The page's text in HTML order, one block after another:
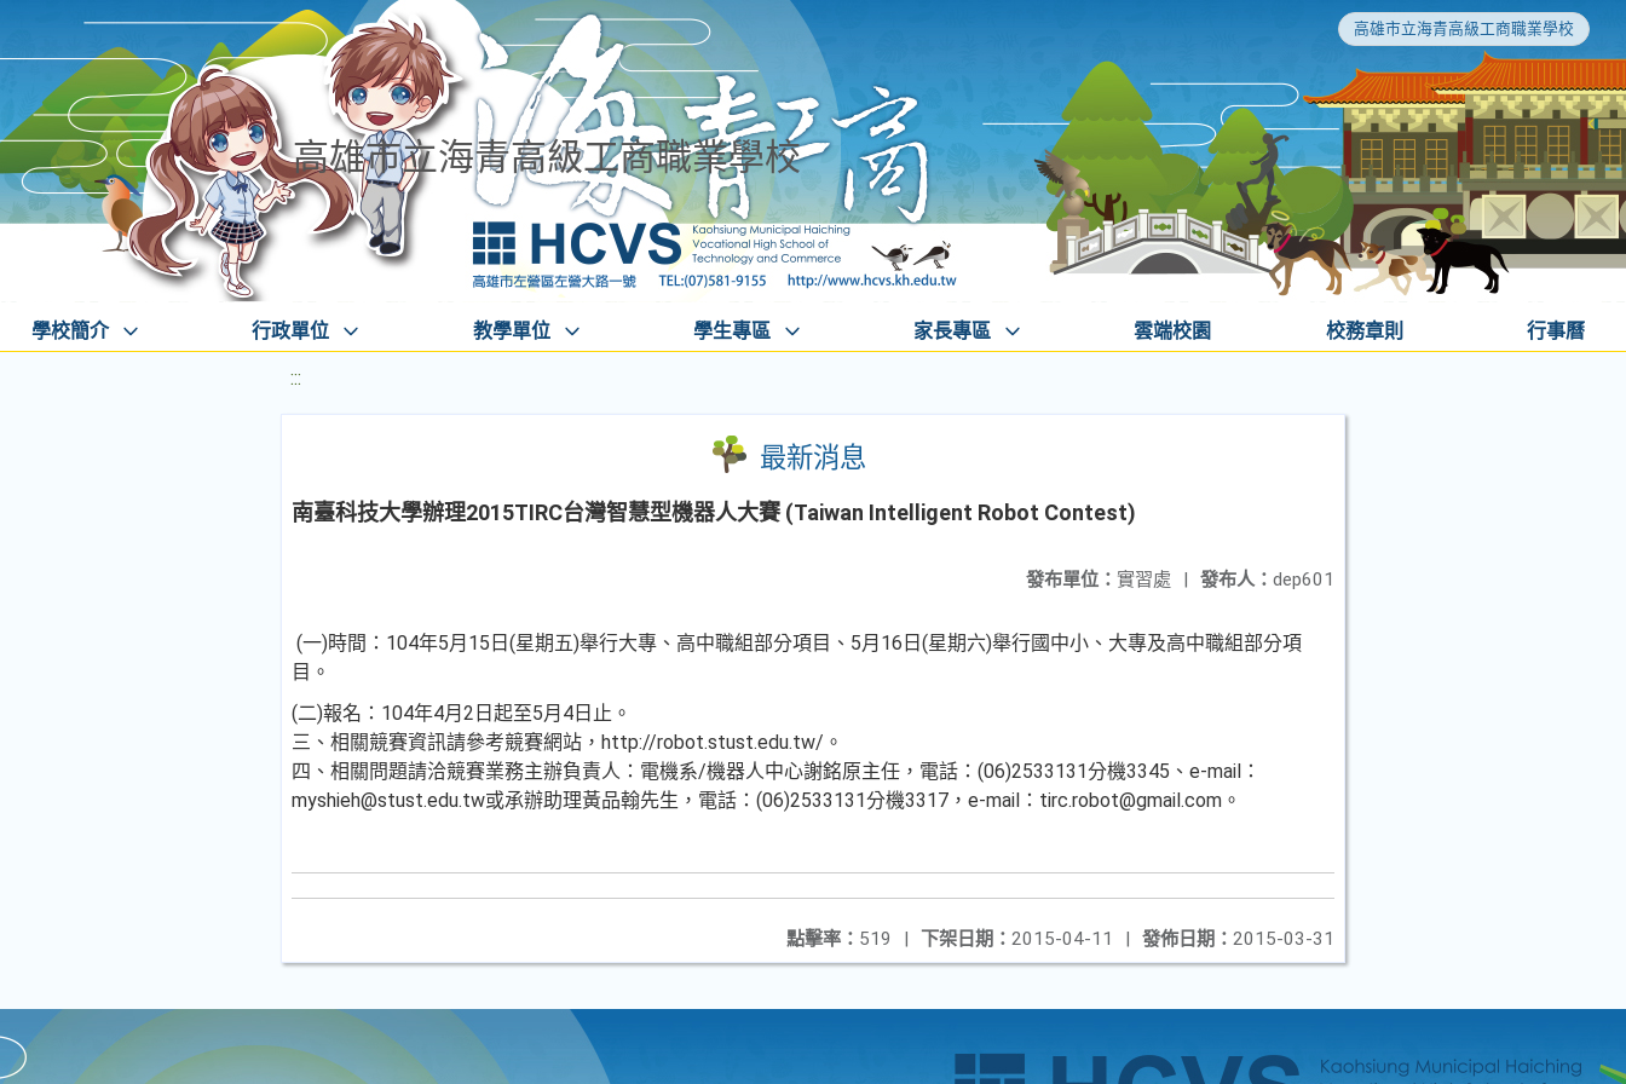
高雄市立海青高級工商職業學校
高雄市立海青高級工商職業學校
學校簡介 行政單位 教學單位 學生專區 家長專區 雲端校園 校務章則 行事曆
:::
最新消息
南臺科技大學辦理2015TIRC台灣智慧型機器人大賽 (Taiwan Intelligent Robot Contest)
發布人： dep601
發布單位： 實習處 |
(一)時間：104年5月15日(星期五)舉行大專、高中職組部分項目、5月16日(星期六)舉行國中小、大專及高中職組部分項
目。
(二)報名：104年4月2日起至5月4日止。
三、相關競賽資訊請參考競賽網站，http://robot.stust.edu.tw/。
四、相關問題請洽競賽業務主辦負責人：電機系/機器人中心謝銘原主任，電話：(06)2533131分機3345、e-mail：
myshieh@stust.edu.tw或承辦助理黃品翰先生，電話：(06)2533131分機3317，e-mail：tirc.robot@gmail.com。
發佈日期： 2015-03-31
下架日期： 2015-04-11 |
點擊率： 519 |